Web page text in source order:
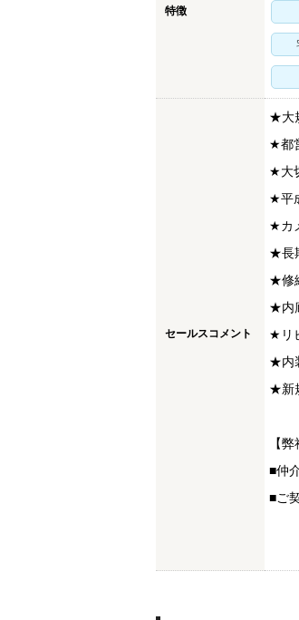
特徴
セールスコメント
★大
★都
★大
★平
★カ
★長
★修
★内
★リ
★内
★新
【
■仲
■ご